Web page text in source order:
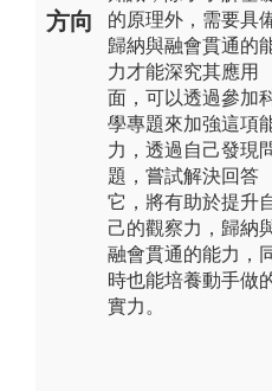
方向
的原理外，需要具
歸納與融會貫通的
力才能深究其應用
面，可以透過參加
學專題來加強這項
力，透過自己發現
題，嘗試解決回答
它，將有助於提升
己的觀察力，歸納
融會貫通的能力，
時也能培養動手做
實力。